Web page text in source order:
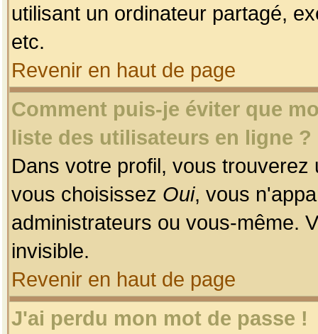
utilisant un ordinateur partagé,
etc.
Revenir en haut de page
Comment puis-je éviter que
liste des utilisateurs en ligne ?
Dans votre profil, vous
vous choisissez Oui, vous
administrateurs ou vous-même.
invisible.
Revenir en haut de page
J'ai perdu mon mot de passe !